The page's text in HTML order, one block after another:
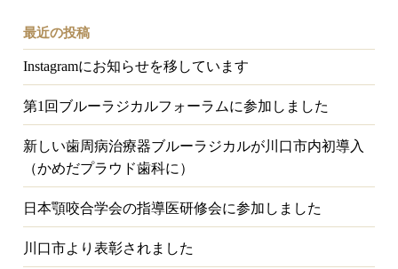
最近の投稿
Instagramにお知らせを移しています
第1回ブルーラジカルフォーラムに参加しました
新しい歯周病治療器ブルーラジカルが川口市内初導入
（かめだプラウド歯科に）
日本顎咬合学会の指導医研修会に参加しました
川口市より表彰されました